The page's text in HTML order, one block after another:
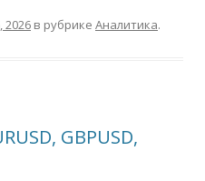
2026 в рубрике Аналитика.
GBPUSD,